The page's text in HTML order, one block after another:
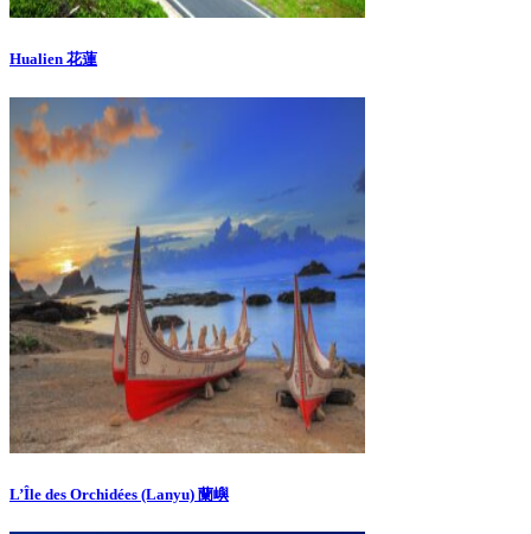
Hualien 花蓮
L’Île des Orchidées (Lanyu) 蘭嶼